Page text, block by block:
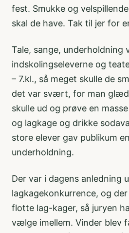
fest. Smukke og
skal de have. Tak til jer for
Tale, sange, underholdning
indskolingseleverne og
– 7.kl., så meget skulle de
det var svært, for man
skulle ud og prøve en
og lagkage og drikke
store elever gav publikum
underholdning.
Der var i dagens anledning
lagkagekonkurrence, og
flotte lag-kager, så juryen
vælge imellem. Vinder blev